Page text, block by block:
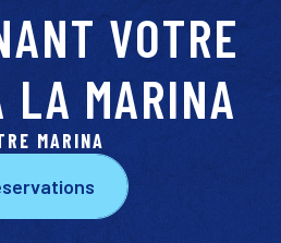
VOTRE
LA MARINA
MARINA